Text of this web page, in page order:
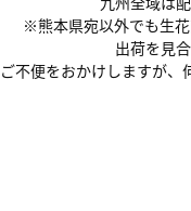
※熊本県宛以外でも生花
出荷を見
ご不便をおかけしますが、